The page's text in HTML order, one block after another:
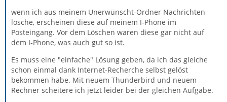
wenn ich aus meinem Unerwünscht-Ordner Nachrichten
lösche, erscheinen diese auf meinem I-Phone im
Posteingang. Vor dem Löschen waren diese gar nicht auf
dem I-Phone, was auch gut so ist.
Es muss eine "einfache" Lösung geben, da ich das gleiche
schon einmal dank Internet-Recherche selbst gelöst
bekommen habe. Mit neuem Thunderbird und neuem
Rechner scheitere ich jetzt leider bei der gleichen Aufgabe.